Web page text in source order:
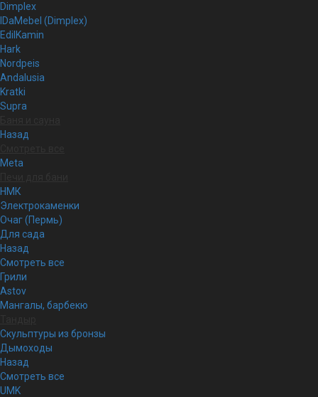
Dimplex
IDaMebel (Dimplex)
EdilKamin
Hark
Nordpeis
Andalusia
Kratki
Supra
Назад
Meta
НМК
Электрокаменки
Очаг (Пермь)
Для сада
Назад
Смотреть все
Грили
Astov
Мангалы, барбекю
Скульптуры из бронзы
Дымоходы
Назад
Смотреть все
UMK